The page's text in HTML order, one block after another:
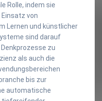
Rolle, indem sie
von
Lernen und künstlicher
sind darauf
zu
als auch die
bis zur
automatische